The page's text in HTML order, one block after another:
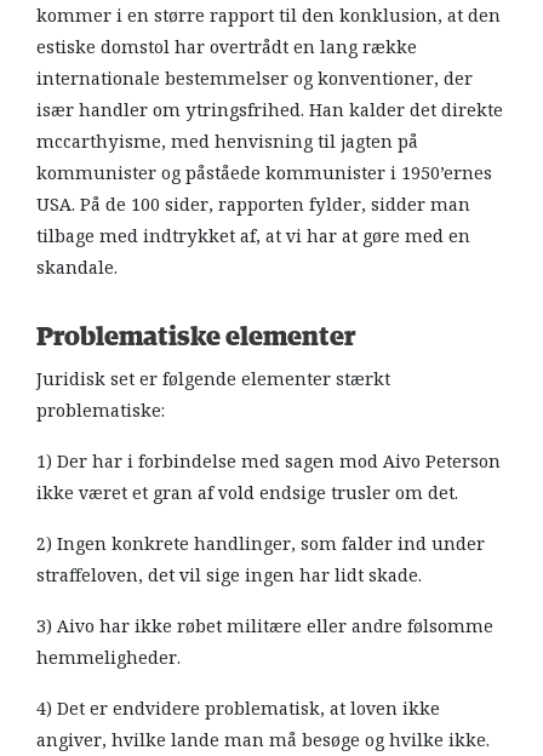
kommer i en større rapport til den konklusion, at den
estiske domstol har overtrådt en lang række
internationale bestemmelser og konventioner, der
især handler om ytringsfrihed. Han kalder det direkte
mccarthyisme, med henvisning til jagten på
kommunister og påståede kommunister i 1950’ernes
USA. På de 100 sider, rapporten fylder, sidder man
tilbage med indtrykket af, at vi har at gøre med en
skandale.
Problematiske elementer
Juridisk set er følgende elementer stærkt
problematiske:
1) Der har i forbindelse med sagen mod Aivo Peterson
ikke været et gran af vold endsige trusler om det.
2) Ingen konkrete handlinger, som falder ind under
straffeloven, det vil sige ingen har lidt skade.
3) Aivo har ikke røbet militære eller andre følsomme
hemmeligheder.
4) Det er endvidere problematisk, at loven ikke
angiver, hvilke lande man må besøge og hvilke ikke.